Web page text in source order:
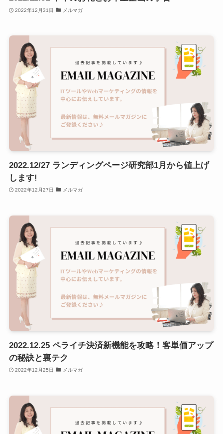
2022年12月31日 メルマガ
2022.12/27 ランディングページ研究部1月から値上げ
します!
2022年12月27日 メルマガ
2022.12.25 ペライチ決済新機能を攻略！客単価アップ
の秘訣と裏テク
2022年12月25日 メルマガ